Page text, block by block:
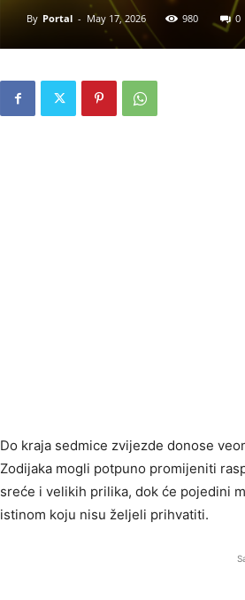
By Portal - May 17, 2026 980 0
Do kraja sedmice zvijezde donose
Zodijaka mogli potpuno promijeniti
sreće i velikih prilika, dok će pojedini
istinom koju nisu željeli prihvatiti.